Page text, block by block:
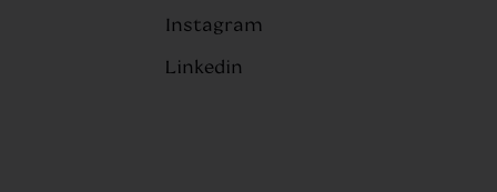
Instagram
Linkedin